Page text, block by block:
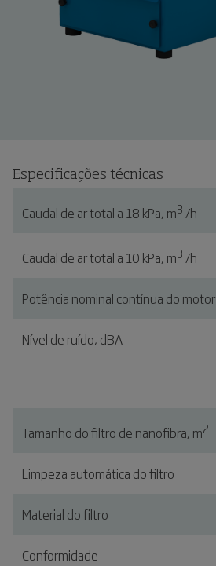
Especificações técnicas
Caudal de ar total a 18 kPa, m3 /h
Caudal de ar total a 10 kPa, m3 /h
Potência nominal contínua do motor
Nível de ruído, dBA
Tamanho do filtro de nanofibra, m2
Limpeza automática do filtro
Material do filtro
Conformidade